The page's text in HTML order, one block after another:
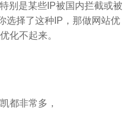
别是某些IP被国内拦截或被
选择了这种IP，那做网站优
化不起来。
都非常多，